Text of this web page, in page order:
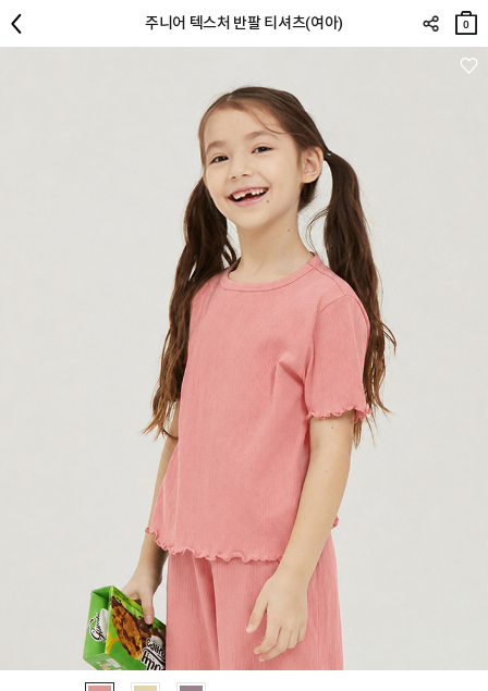
주니어 텍스처 반팔 티셔츠(여아)
장바
구니
0